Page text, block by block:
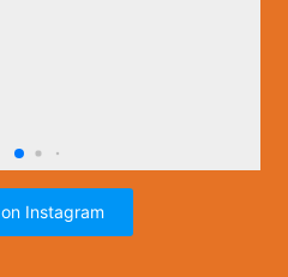
Instagram